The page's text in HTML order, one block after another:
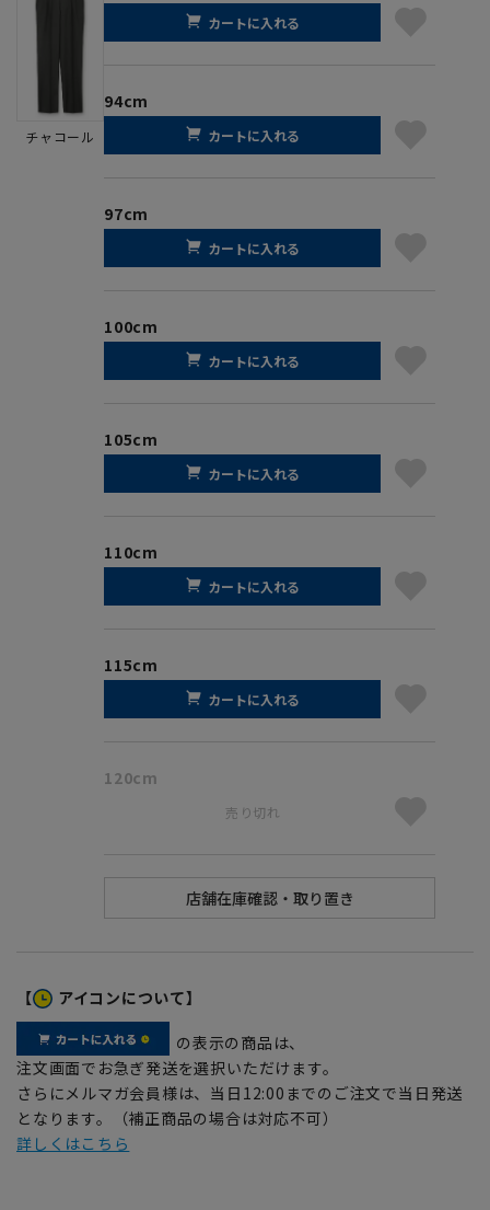
チャコール
カートに入れる
94cm
カートに入れる
97cm
カートに入れる
100cm
カートに入れる
105cm
カートに入れる
110cm
カートに入れる
115cm
カートに入れる
120cm
売り切れ
【 アイコンについて】
の表示の商品は、
注文画面でお急ぎ発送を選択いただけます。
さらにメルマガ会員様は、当日12:00までのご注文で当日発送
となります。（補正商品の場合は対応不可）
詳しくはこちら